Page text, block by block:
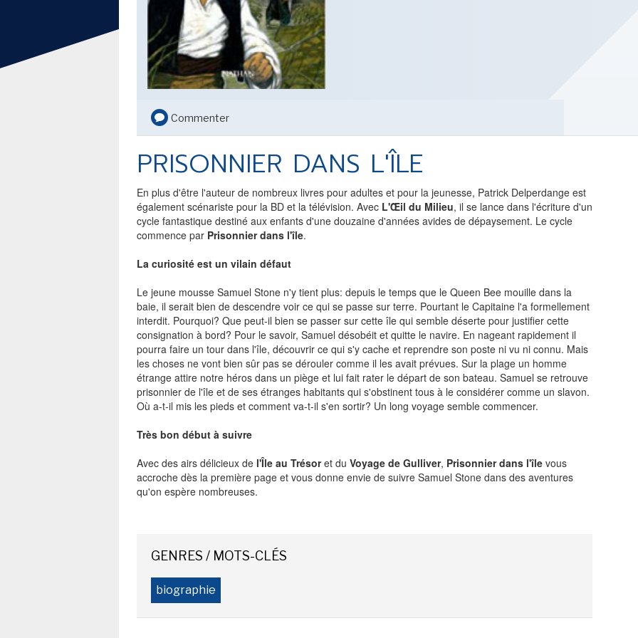
SECOND KNIGHT...
DAN JURGENS ET MIKE
PERKINS - BAT-MAN SECOND
KNIGHT... BATMAN VERSION
PULPS
TOUTE L'ACTU
BD
LIVRE
FILM
SÉRIE TV
ÉVÉNEMENTS
CONVENTION
SPECTACLE
DÉBAT
NEWSLETTER
S'ABONNER
En indiquant votre adresse mail ci-dessus, vous consentez à
recevoir des mails de la part d'Actusf. Vous pouvez vous
désinscrire à tout moment à travers les liens de
LA RÉDACTION CONTACT
EDITIONS ACTUSF EMAGINAIRE
Mentions légales - Cookies - Publicités - Données personnelles - Plan du site
Commenter
PRISONNIER DANS L'ÎLE
En plus d'être l'auteur de nombreux livres pour adultes et pour la jeunesse, Patrick Delperdange est
également scénariste pour la BD et la télévision. Avec L'Œil du Milieu, il se lance dans l'écriture d'un
cycle fantastique destiné aux enfants d'une douzaine d'années avides de dépaysement. Le cycle
commence par Prisonnier dans l'île.
La curiosité est un vilain défaut
Le jeune mousse Samuel Stone n'y tient plus: depuis le temps que le Queen Bee mouille dans la
baie, il serait bien de descendre voir ce qui se passe sur terre. Pourtant le Capitaine l'a formellement
interdit. Pourquoi? Que peut-il bien se passer sur cette île qui semble déserte pour justifier cette
consignation à bord? Pour le savoir, Samuel désobéit et quitte le navire. En nageant rapidement il
pourra faire un tour dans l'île, découvrir ce qui s'y cache et reprendre son poste ni vu ni connu. Mais
les choses ne vont bien sûr pas se dérouler comme il les avait prévues. Sur la plage un homme
étrange attire notre héros dans un piège et lui fait rater le départ de son bateau. Samuel se retrouve
prisonnier de l'île et de ses étranges habitants qui s'obstinent tous à le considérer comme un slavon.
Où a-t-il mis les pieds et comment va-t-il s'en sortir? Un long voyage semble commencer.
Très bon début à suivre
Avec des airs délicieux de l'Île au Trésoret du Voyage de Gulliver, Prisonnier dans l'île vous
accroche dès la première page et vous donne envie de suivre Samuel Stone dans des aventures
qu'on espère nombreuses.
GENRES / MOTS-CLÉS
biographie